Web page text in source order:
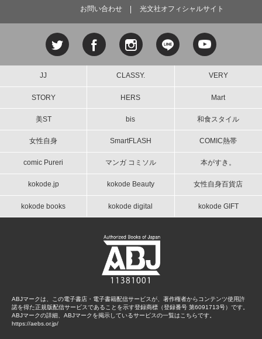
お問い合わせ
光文社オフィシャルサイト
JJ CLASSY. VERY
STORY HERS Mart
美ST bis 和食スタイル
女性自身 SmartFLASH COMIC熱帯
comic Pureri マンガ コミソル 本がすき。
kokode.jp kokode Beauty 女性自身百貨店
kokode books kokode digital kokode GIFT
ABJマークは、この電子書店・電子書籍配信サービスが、著作権者からコンテンツ使用許
諾を得た正規版配信サービスであることを示す登録商標（登録番号 第6091713号）です。
ABJマークの詳細、ABJマークを掲示しているサービスの一覧はこちらです。
https://aebs.or.jp/